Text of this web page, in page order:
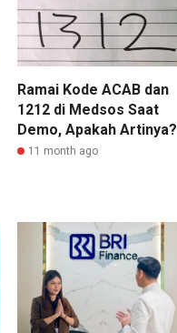
Ramai Kode ACAB dan
1212 di Medsos Saat
Demo, Apakah Artinya?
11 month ago